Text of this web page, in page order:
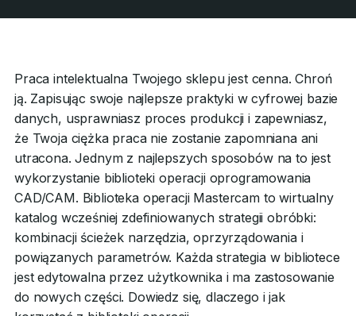
Praca intelektualna Twojego sklepu jest cenna. Chroń
ją. Zapisując swoje najlepsze praktyki w cyfrowej bazie
danych, usprawniasz proces produkcji i zapewniasz,
że Twoja ciężka praca nie zostanie zapomniana ani
utracona. Jednym z najlepszych sposobów na to jest
wykorzystanie biblioteki operacji oprogramowania
CAD/CAM. Biblioteka operacji Mastercam to wirtualny
katalog wcześniej zdefiniowanych strategii obróbki:
kombinacji ścieżek narzędzia, oprzyrządowania i
powiązanych parametrów. Każda strategia w bibliotece
jest edytowalna przez użytkownika i ma zastosowanie
do nowych części. Dowiedz się, dlaczego i jak